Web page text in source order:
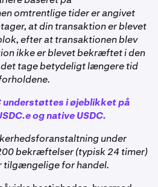
omtrentlige tider er angivet
at din transaktion er blevet
efter at transaktionen blev
ikke er blevet bekræftet i den
tage betydeligt længere tid
understøttes i øjeblikket på
og native USDC.
under
bekræftelser (typisk 24 timer)
tilgængelige for handel.